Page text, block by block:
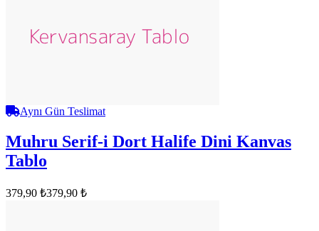
Aynı Gün Teslimat
Muhru Serif-i Dort Halife Dini Kanvas
Tablo
379,90 ₺379,90 ₺